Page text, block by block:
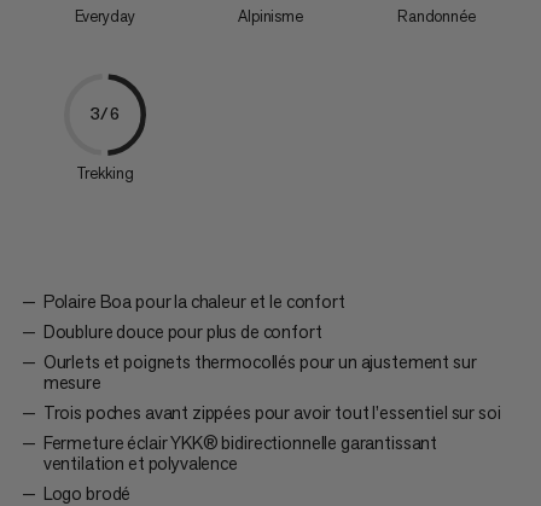
Everyday Alpinisme Randonnée
3/6
Trekking
Polaire Boa pour la chaleur et le confort
Doublure douce pour plus de confort
Ourlets et poignets thermocollés pour un ajustement sur
mesure
Trois poches avant zippées pour avoir tout l’essentiel sur soi
Fermeture éclair YKK® bidirectionnelle garantissant
ventilation et polyvalence
Logo brodé